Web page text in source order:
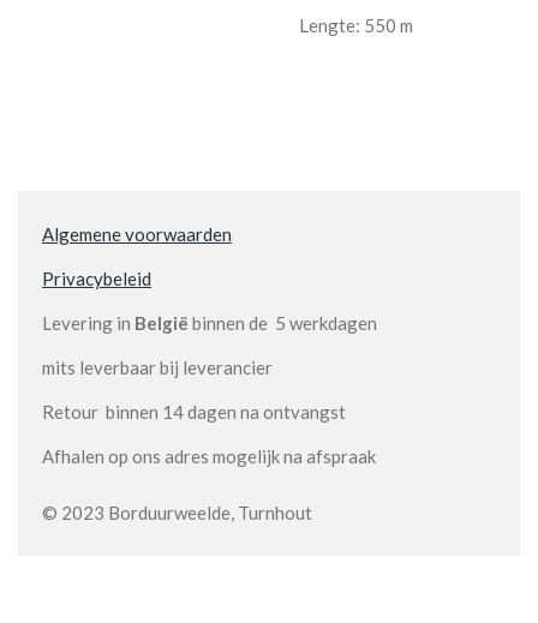
Lengte: 550 m
Algemene voorwaarden
Privacybeleid
Levering in België binnen de 5 werkdagen
mits leverbaar bij leverancier
Retour binnen 14 dagen na ontvangst
Afhalen op ons adres mogelijk na afspraak
© 2023 Borduurweelde, Turnhout